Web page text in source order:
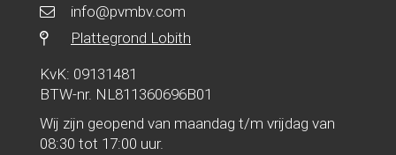
info@pvmbv.com
Plattegrond Lobith
KvK: 09131481
BTW-nr. NL811360696B01
Wij zijn geopend van maandag t/m vrijdag van
08:30 tot 17:00 uur.